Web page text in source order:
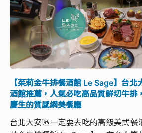
【茱莉金牛排餐酒館 Le Sage】台北
酒館推薦，人氣必吃高品質鮮切牛排
慶生的質感網美餐廳
台北大安區一定要去吃的高級美式餐